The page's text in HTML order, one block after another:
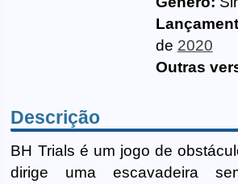
de 2020
Outras
Descrição
BH Trials é um jogo de
dirige uma escavadeira